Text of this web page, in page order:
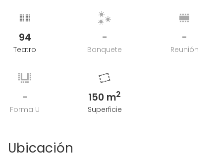
94
Teatro
-
Banquete
-
Reunión
-
Forma U
150 m2
Superficie
Ubicación